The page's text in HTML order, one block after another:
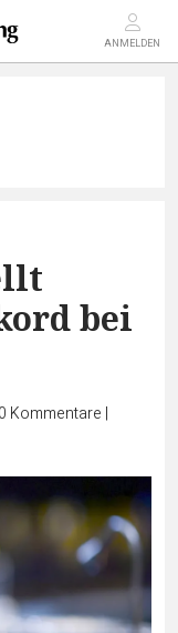
ANMELDEN
bei
0 Kommentare |